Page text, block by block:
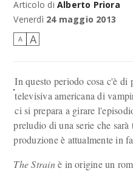
Articolo di Alberto Priora
Venerdì 24 maggio 2013
A A
In questo periodo cosa c'è di
televisiva americana di
ci si prepara a girare
preludio di una serie che
produzione è attualmente in
The Strainè in origine un